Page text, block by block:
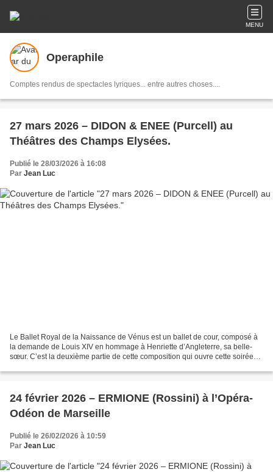
MENU
Operaphile
Comptes rendus de spectacles lyriques... entre autres choses....
27 mars 2026 – DIDON & ENEE (Purcell) au
Théâtres des Champs Elysées.
Publié le 28/03/2026 à 16:08
Par Jean Luc
Le Ballet Royal de la Naissance de Vénus est un ballet de cour, composé à
la demande de Louis XIV en hommage à Henriette d’Angleterre, sa belle-
sœur. C’est la deuxième partie de cette composition qui ouvre cette soirée
24 février 2026 – ERMIONE (Rossini) à l’Opéra-
Odéon de Marseille
Publié le 26/02/2026 à 10:59
Par Jean Luc